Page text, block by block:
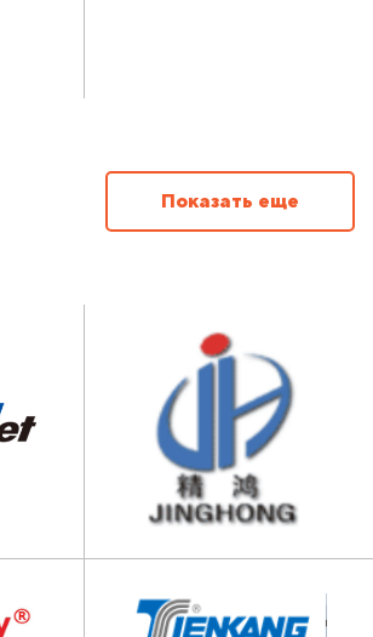
Показать еще